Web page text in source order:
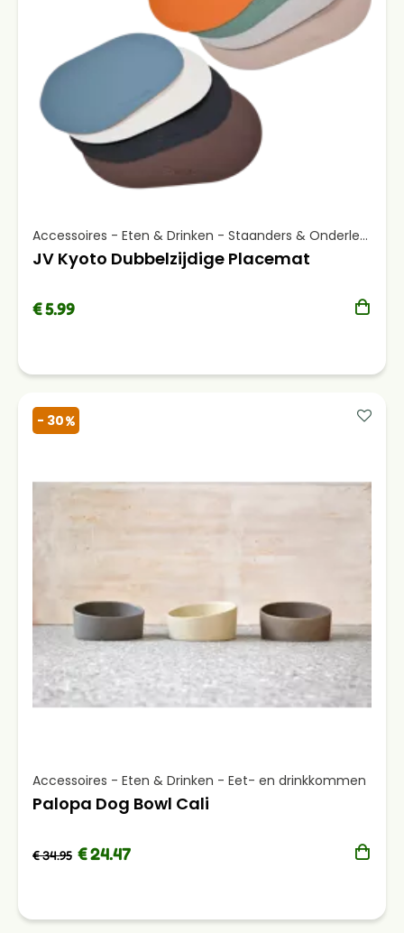
Accessoires - Eten & Drinken - Staanders & Onderleggers
JV Kyoto Dubbelzijdige Placemat
€ 5.99
Accessoires - Eten & Drinken - Eet- en drinkkommen
Palopa Dog Bowl Cali
€ 34.95 € 24.47
- 30